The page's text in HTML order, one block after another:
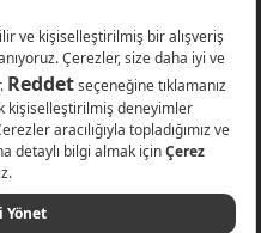
yapay zekâ (AI) ile üretilmiştir.
A.Ş. Tüm hakları saklıdır.